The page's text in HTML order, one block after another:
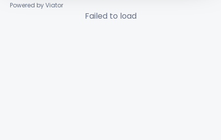
Powered by Viator
Failed to load